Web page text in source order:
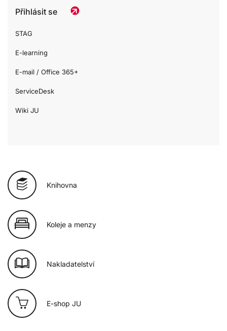
Přihlásit se
STAG
E-learning
E-mail / Office 365+
ServiceDesk
Wiki JU
Knihovna
Koleje a menzy
Nakladatelství
E-shop JU